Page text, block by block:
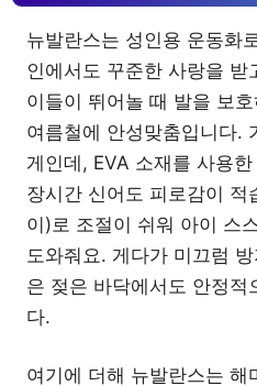
뉴발란스는 성인용 운동화
인에서도 꾸준한 사랑을
이들이 뛰어놀 때 발을 보
여름철에 안성맞춤입니다.
게인데, EVA 소재를 사용
장시간 신어도 피로감이 적
이)로 조절이 쉬워 아이 스
도와줘요. 게다가 미끄럼
은 젖은 바닥에서도 안정적
다.
여기에 더해 뉴발란스는 해